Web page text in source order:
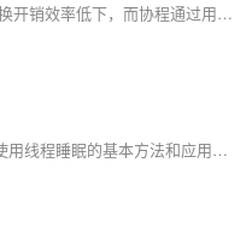
在 Python 爬虫中，多线程因 GIL 和切换开销效率低下，而协程通过用户态调度实现高并发，大幅提升爬取效率。本文详解协程原理、实战对比多线程性能，并提供最佳实践，助你掌握异步爬虫核心技术。
本文详细介绍了Python3多线程编程中使用线程睡眠的基本方法和应用场景。通过 `time.sleep()`函数，可以使线程暂停执行一段指定的时间，从而控制线程的执行节奏。通过实际示例演示了如何在多线程中使用线程睡眠来实现计数器和下载器功能。希望本文能帮助您更好地理解和应用Python多线程编程，提高程序的并发能力和执行效率。